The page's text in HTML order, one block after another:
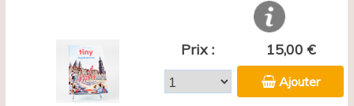
Prix : 15,00 €
Ajouter